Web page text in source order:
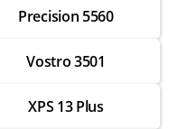
Precision 5560
Vostro 3501
XPS 13 Plus